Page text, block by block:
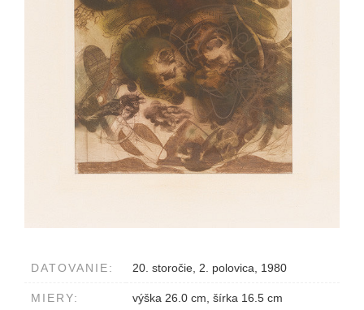
DATOVANIE: 20. storočie, 2. polovica, 1980
MIERY: výška 26.0 cm, šírka 16.5 cm